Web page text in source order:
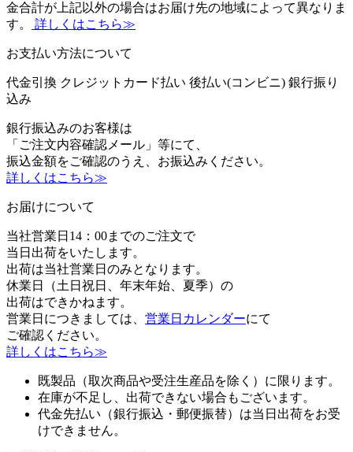
金合計が上記以外の場合はお届け先の地域によって異なりま
す。
詳しくはこちら≫
お支払い方法について
代金引換 クレジットカード払い 後払い(コンビニ) 銀行振り
込み
銀行振込みのお客様は
「ご注文内容確認メール」等にて、
振込金額をご確認のうえ、お振込みください。
詳しくはこちら≫
お届けについて
当社営業日14：00までのご注文で
当日出荷をいたします。
出荷は当社営業日のみとなります。
休業日（土日祝日、年末年始、夏季）の
出荷はできかねます。
営業日につきましては、 営業日カレンダーにて
ご確認ください。
詳しくはこちら≫
既製品（取次商品や受注生産品を除く）に限ります。
在庫が不足し、出荷できない場合もございます。
代金先払い（銀行振込・郵便振替）は当日出荷をお受
けできません。